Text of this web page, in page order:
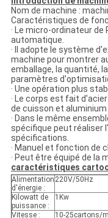
Nom de machine :
Caractéristiques de
· Le micro-ordinateur
automatique.
· Il adopte le système
machine pour montrer
emballage, la quantité,
paramètres
· Une opération plus
· Le corps est fait
de cuisson et aluminium
· Dans le même
spécifique peut réaliser
spécifications.
· Manuel et fonction de
· Peut être équipé de la
caractéristiques
Alimentation
d'énergie :
220V/50Hz
Kilowatt de
puissance :
1Kw
Vitesse :
10-25cartons/